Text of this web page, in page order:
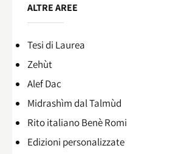
ALTRE AREE
Tesi di Laurea
Zehùt
Alef Dac
Midrashìm dal Talmùd
Rito italiano Benè Romi​
Edizioni personalizzate